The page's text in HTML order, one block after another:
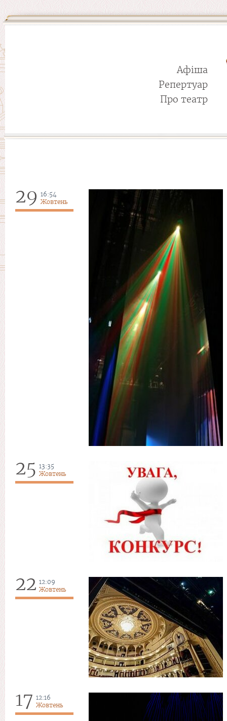
Афіша
Репертуар
Про театр
29 16:54
Жовтень
25 13:35
Жовтень
22 12:09
Жовтень
17 12:16
Жовтень